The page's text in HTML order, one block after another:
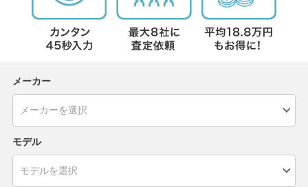
メーカー
モデル